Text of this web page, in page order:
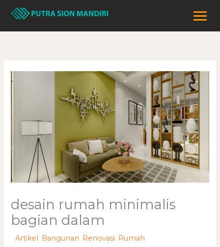
Lewati
konten
desain rumah minimalis
bagian dalam
/Artikel Bangunan Renovasi Rumah